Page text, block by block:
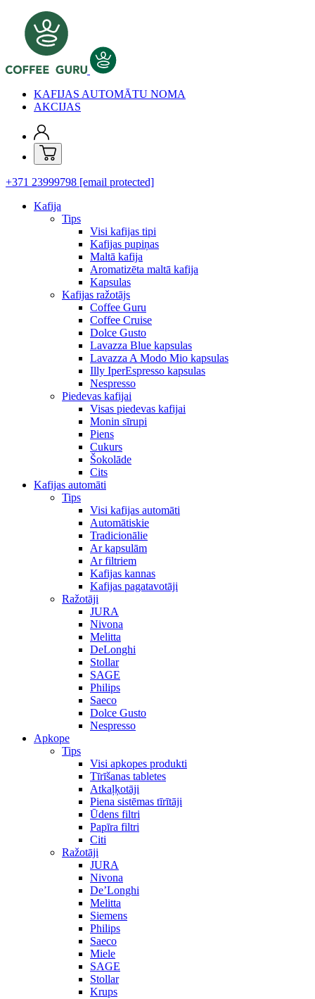
KAFIJAS AUTOMĀTU NOMA
AKCIJAS
+371 23999798 [email protected]
Kafija
Tips
Visi kafijas tipi
Kafijas pupiņas
Maltā kafija
Aromatizēta maltā kafija
Kapsulas
Kafijas ražotājs
Coffee Guru
Coffee Cruise
Dolce Gusto
Lavazza Blue kapsulas
Lavazza A Modo Mio kapsulas
Illy IperEspresso kapsulas
Nespresso
Piedevas kafijai
Visas piedevas kafijai
Monin sīrupi
Piens
Cukurs
Šokolāde
Cits
Kafijas automāti
Tips
Visi kafijas automāti
Automātiskie
Tradicionālie
Ar kapsulām
Ar filtriem
Kafijas kannas
Kafijas pagatavotāji
Ražotāji
JURA
Nivona
Melitta
DeLonghi
Stollar
SAGE
Philips
Saeco
Dolce Gusto
Nespresso
Apkope
Tips
Visi apkopes produkti
Tīrīšanas tabletes
Atkaļķotāji
Piena sistēmas tīrītāji
Ūdens filtri
Papīra filtri
Citi
Ražotāji
JURA
Nivona
De’Longhi
Melitta
Siemens
Philips
Saeco
Miele
SAGE
Stollar
Krups